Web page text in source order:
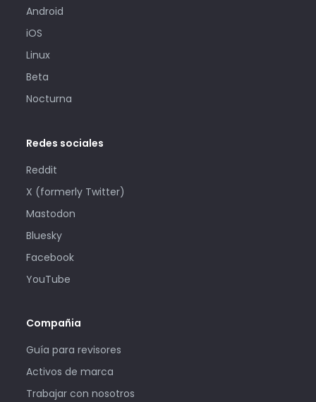
Android
iOS
Linux
Beta
Nocturna
Redes sociales
Reddit
X (formerly Twitter)
Mastodon
Bluesky
Facebook
YouTube
Compañia
Guía para revisores
Activos de marca
Trabajar con nosotros